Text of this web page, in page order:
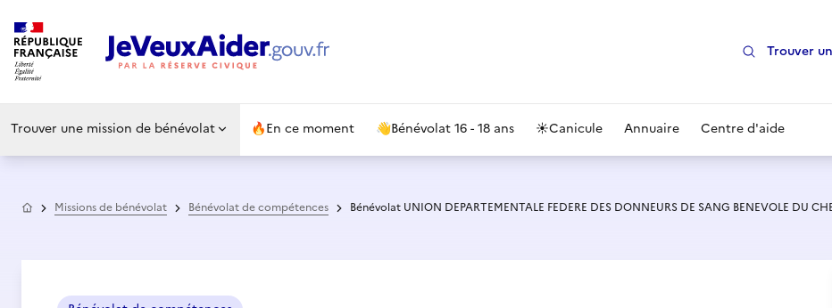
Trouver
Trouver une mission de bénévolat 🔥En ce moment 👋Bénévolat 16 - 18 ans ☀️Canicule Annuaire Centre d'aide
AccueilMissions de bénévolat Bénévolat de compétences Bénévolat UNION DEPARTEMENTALE FEDERE DES DONNEURS DE SANG BENEVOLE DU